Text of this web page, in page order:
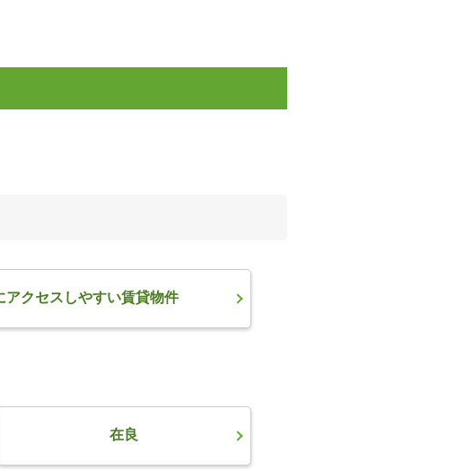
アクセスしやすい賃貸物件
在良